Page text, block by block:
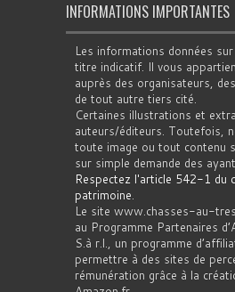
INFORMATIONS IMPORTANTES
Les informations données
titre indicatif. Il vous
auprès des organisateurs,
de tout autre tiers cité.
Certaines illustrations et
auteurs/éditeurs. Toutefois,
toute image ou tout contenu
sur simple demande des
Respectez l'article 542-1 du
patrimoine.
Le site www.chasses-au-
au Programme Partenaires
S.à r.l., un programme
permettre à des sites de
rémunération grâce à la